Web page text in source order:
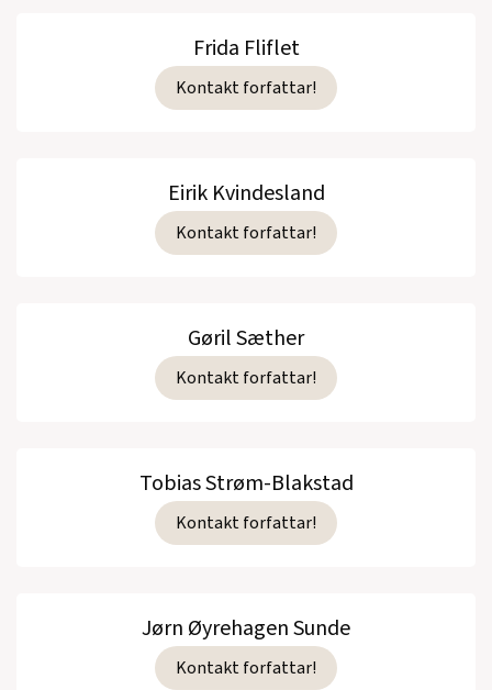
Frida Fliflet
Kontakt forfattar!
Eirik Kvindesland
Kontakt forfattar!
Gøril Sæther
Kontakt forfattar!
Tobias Strøm-Blakstad
Kontakt forfattar!
Jørn Øyrehagen Sunde
Kontakt forfattar!